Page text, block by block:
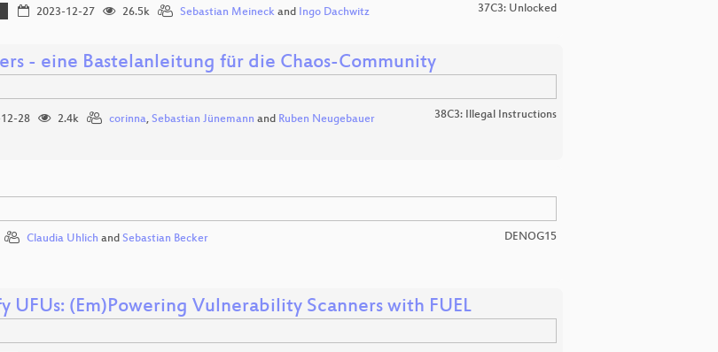
2023-12-27 26.5k Sebastian Meineckand Ingo Dachwitz 37C3: Unlocked
- eine Bastelanleitung für die Chaos-Community
28 2.4k corinna, Sebastian Jünemann and Ruben Neugebauer 38C3: Illegal Instructions
Claudia Uhlich and Sebastian Becker DENOG15
UFUs: (Em)Powering Vulnerability Scanners with FUEL